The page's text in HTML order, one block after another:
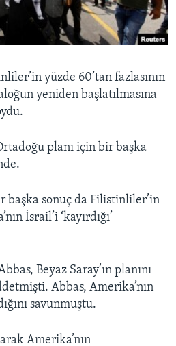
yüzde 60’tan fazlasının
yeniden başlatılmasına
planı için bir başka
başka sonuç da Filistinliler’in
İsrail’i ‘kayırdığı’
Beyaz Saray’ın planını
Abbas, Amerika’nın
savunmuştu.
Amerika’nın